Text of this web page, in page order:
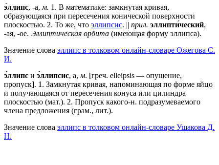
э́ллипс, -а, м. 1. В математике: замкнутая кривая,
образующаяся при пересечения конической поверхности
плоскостью. 2. То же, что эллипсис. || прил. эллипти́ческий,
-ая, -ое. Эллиптическая орбита (имеющая форму эллипса).
Значение слова эллипс в толковом онлайн-словаре Ожегова C.
И.
э́ллипс и э́ллипсис, а, м. [греч. elleipsis — опущение,
пропуск]. 1 . Замкнутая кривая, напоминающая по форме яйцо
и получающаяся от пересечения конуса или цилиндра
плоскостью (мат.). 2. Пропуск какого-н. подразумеваемого
члена предложения (грам., лит.).
Значение слова эллипс в толковом онлайн-словаре Ушакова Д.
Н.